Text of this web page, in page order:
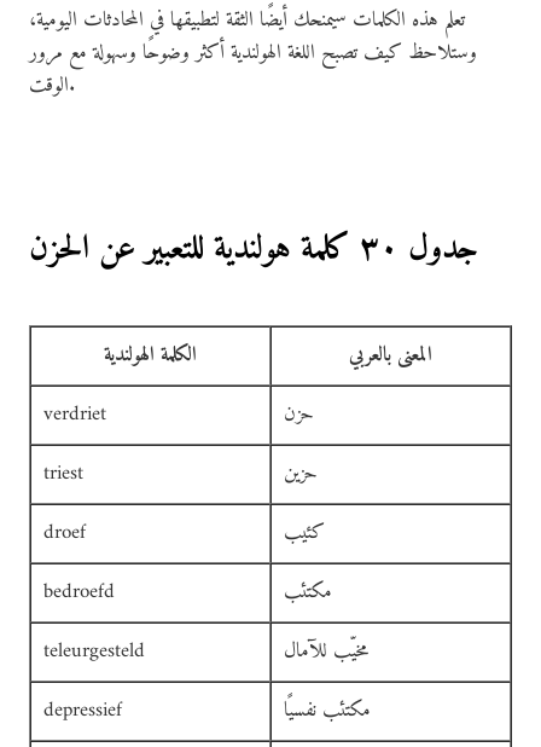
تعلم هذه الكلمات سيمنحك أيضًا الثقة لتطبيقها في المحادثات اليومية،
وستلاحظ كيف تصبح اللغة الهولندية أكثر وضوحًا وسهولة مع مرور
الوقت.
جدول ٣٠ كلمة هولندية للتعبير عن الحزن
الكلمة الهولندية
المعنى بالعربي
verdriet
حزن
triest
حزين
droef
كئيب
bedroefd
مكتئب
teleurgesteld
مخيّب للآمال
depressief
مكتئب نفسيًا